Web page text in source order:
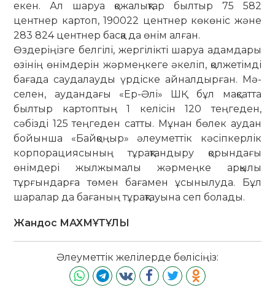
екен. Ал шаруа қо­жа­лықтар былтыр 75 582
центнер картоп, 190022 центнер көкөніс және
283 824 центнер басқа да өнім алған.
Өздеріңізге белгілі, жергілікті ша­руа адамдары
өзінің өнімдерін жәр­меңкеге әкеліп, қолжетімді
бағада сау­­далауды үрдіске айналдырған. Мә­
селен, аудандағы «Ер-Әлі» ШҚ бұл мақ­сатта
былтыр картоптың 1 келісін 120 теңгеден,
сәбізді 125 теңгеден сатты. Мұнан бөлек аудан
бойынша «Бай­қоңыр» әлеуметтік кәсіпкерлік
кор­порациясының тұрақтандыру қо­рын­дағы
өнімдері жылжымалы жәр­меңке арқылы
тұрғындарға төмен ба­ға­мен ұсынылуда. Бұл
шаралар да баға­ның тұрақтауына сеп болады.
Жандос МАХМҰТҰЛЫ
Әлеуметтік желілерде бөлісіңіз: